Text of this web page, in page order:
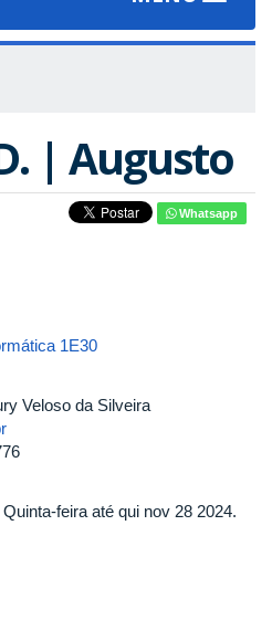
| Augusto
Whatsapp
1E30
Veloso da Silveira
feira até qui nov 28 2024.